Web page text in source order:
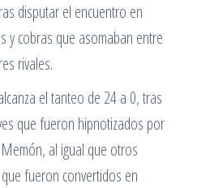
disputar el encuentro en
y cobras que asomaban entre
rivales.
el tanteo de 24 a 0, tras
que fueron hipnotizados por
al igual que otros
fueron convertidos en